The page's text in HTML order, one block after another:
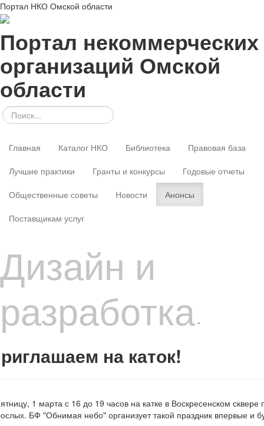
Портал НКО Омской области
Портал некоммерческих
организаций Омской
области
Главная Каталог НКО Библиотека
Правовая база
Лучшие практики
Гранты и конкурсы
Годовые отчеты
Общественные советы
Новости
Анонсы
Поставщикам услуг
Дизайн и
разработка -
на каток!
1 марта с 16 до 19 часов на катке в Воскресенском
БФ "Обнимая небо" организует такой праздник впервые и